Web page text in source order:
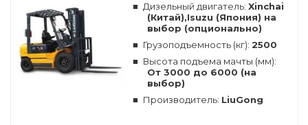
Дизельный двигатель: Xinchai
(Китай),Isuzu (Япония) на
выбор (опционально)
Грузоподъемность (кг): 2500
Высота подъема мачты (мм):
От 3000 до 6000 (на
выбор)
Производитель: LiuGong